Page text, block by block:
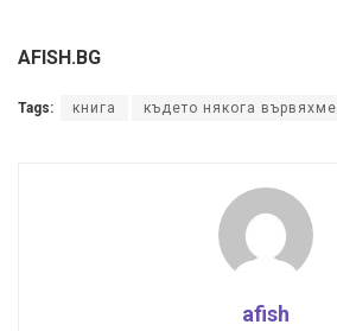
AFISH.BG
Tags: книга където някога вървяхме
afish